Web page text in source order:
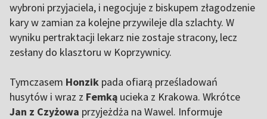
wybroni przyjaciela, i negocjuje z biskupem złagodzenie
kary w zamian za kolejne przywileje dla szlachty. W
wyniku pertraktacji lekarz nie zostaje stracony, lecz
zesłany do klasztoru w Koprzywnicy.
Tymczasem Honzik pada ofiarą prześladowań
husytów i wraz z Femką ucieka z Krakowa. Wkrótce
Jan z Czyżowa przyjeżdża na Wawel. Informuje